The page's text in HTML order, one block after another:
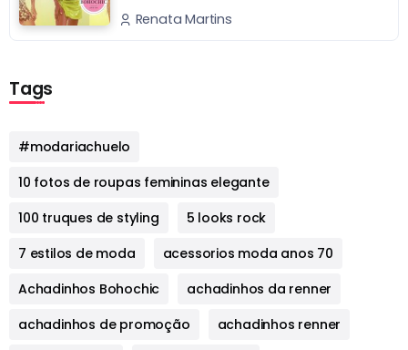
Renata Martins
Tags
#modariachuelo
10 fotos de roupas femininas elegante
100 truques de styling
5 looks rock
7 estilos de moda
acessorios moda anos 70
Achadinhos Bohochic
achadinhos da renner
achadinhos de promoção
achadinhos renner